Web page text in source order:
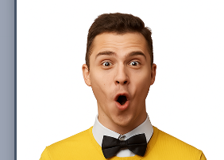
Top 100 -
Verlage in
nach Search Visibility (July